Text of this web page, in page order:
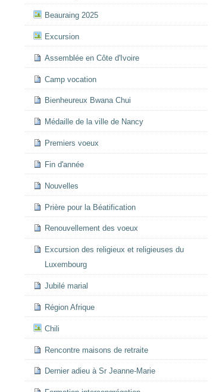
Beauraing 2025
Excursion
Assemblée en Côte d'Ivoire
Camp vocation
Bienheureux Bwana Chui
Médaille de la ville de Nancy
Premiers voeux
Fin d'année
Nouvelles
Prière pour la Béatification
Renouvellement des voeux
Excursion des religieux et religieuses du
Luxembourg
Jubilé marial
Région Afrique
Chili
Rencontre maisons de retraite
Dernier adieu à Sr Jeanne-Marie